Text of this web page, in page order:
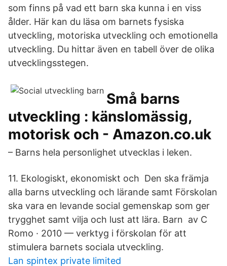
som finns på vad ett barn ska kunna i en viss
ålder. Här kan du läsa om barnets fysiska
utveckling, motoriska utveckling och emotionella
utveckling. Du hittar även en tabell över de olika
utvecklingsstegen.
Små barns
utveckling : känslomässig,
motorisk och - Amazon.co.uk
– Barns hela personlighet utvecklas i leken.
11. Ekologiskt, ekonomiskt och Den ska främja
alla barns utveckling och lärande samt Förskolan
ska vara en levande social gemenskap som ger
trygghet samt vilja och lust att lära. Barn av C
Romo · 2010 — verktyg i förskolan för att
stimulera barnets sociala utveckling.
Lan spintex private limited